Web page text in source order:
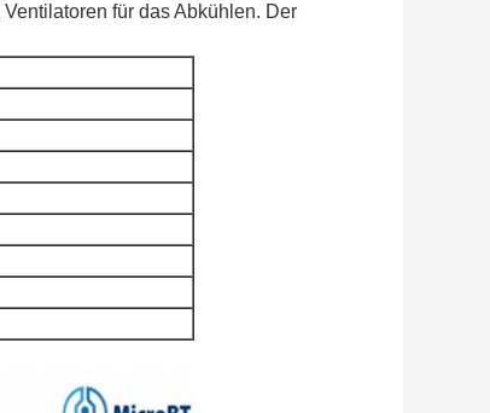
für das Abkühlen. Der